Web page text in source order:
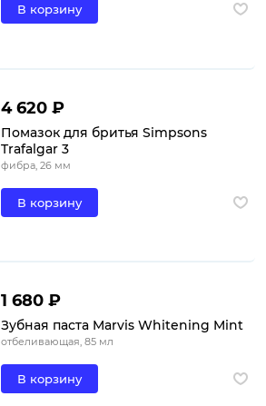
В корзину
4 620 ₽
Помазок для бритья Simpsons
Trafalgar 3
фибра, 26 мм
В корзину
1 680 ₽
Зубная паста Marvis Whitening Mint
отбеливающая, 85 мл
В корзину